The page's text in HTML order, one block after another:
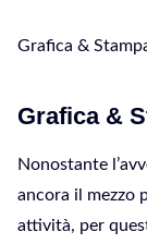
Grafica &
Grafica &
Nonostante
ancora il mezzo
attività, per